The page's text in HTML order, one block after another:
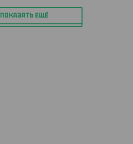
ПОКАЗАТЬ ЕЩЁ